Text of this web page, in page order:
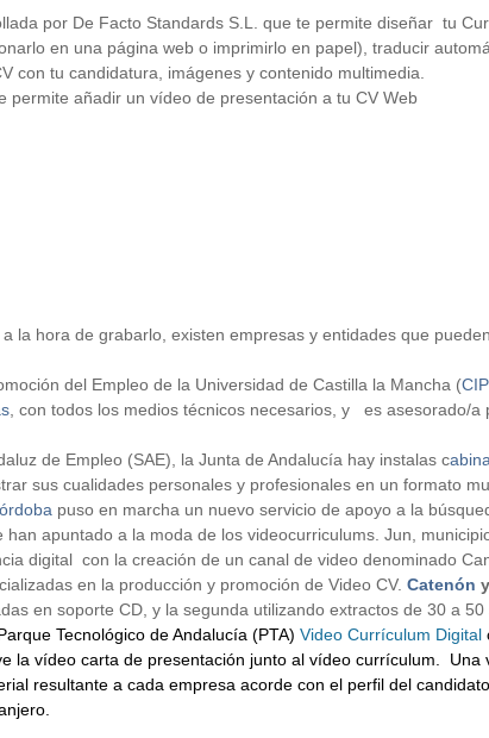
por De Facto Standards S.L. que te permite diseñar tu
en una página web o imprimirlo en papel), traducir
con tu candidatura, imágenes y contenido multimedia.
permite añadir un vídeo de presentación a tu CV Web
la hora de grabarlo, existen empresas y entidades que
del Empleo de la Universidad de Castilla la Mancha (
, con todos los medios técnicos necesarios, y es asesorado/a
de Empleo (SAE), la Junta de Andalucía hay instalas c
sus cualidades personales y profesionales en un formato
puso en marcha un nuevo servicio de apoyo a la
han apuntado a la moda de los videocurriculums. Jun,
digital con la creación de un canal de video denominado
en la producción y promoción de Video CV. Catenón y
en soporte CD, y la segunda utilizando extractos de 30 a 50
Tecnológico de Andalucía (PTA) Video Currículum Digital
la vídeo carta de presentación junto al vídeo currículum. Una
resultante a cada empresa acorde con el perfil del